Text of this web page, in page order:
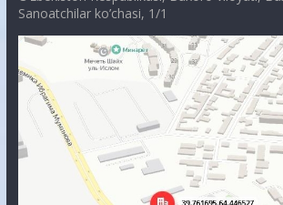
Sanoatchilar ko’chasi, 1/1